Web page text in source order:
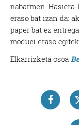
nabarmen.
eraso bat izan da:
paper bat ez
moduei eraso
Elkarrizketa osoa